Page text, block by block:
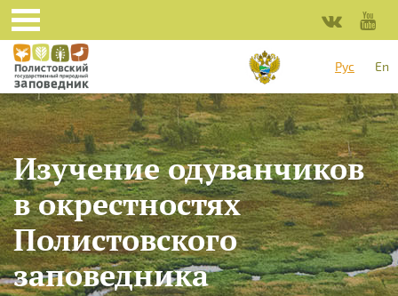
Перейти к основному содержанию
Рус
En
Изучение одуванчиков
в окрестностях
Полистовского
заповедника